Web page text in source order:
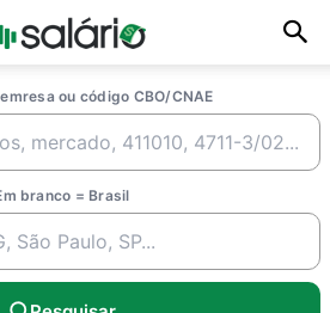
ou código CBO/CNAE
branco = Brasil